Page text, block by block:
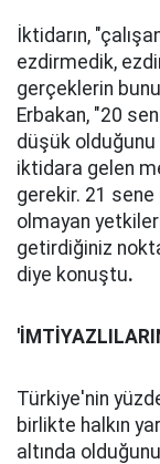
İktidarın,
ezdirmedik,
gerçeklerin
Erbakan, "20
düşük
iktidara gelen
gerekir. 21
olmayan
getirdiğiniz
diye konuştu.
Türkiye'nin
birlikte halkın
altında